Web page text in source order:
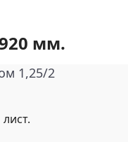
мм.
1,25/2
лист.